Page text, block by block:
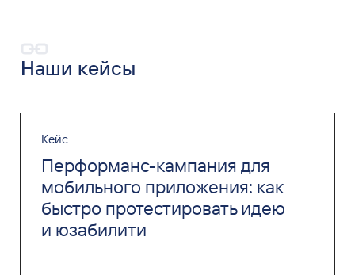
Наши кейсы
Кейс
Перформанс-кампания для
мобильного приложения: как
быстро протестировать идею
и юзабилити